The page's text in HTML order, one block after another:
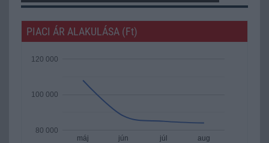
PIACI ÁR ALAKULÁSA (Ft)
máj jún júl aug
80 000
100 000
120 000